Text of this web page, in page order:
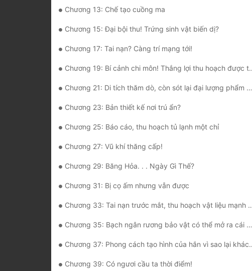
Chương 13: Chế tạo cuồng ma
Chương 15: Đại bội thu! Trứng sinh vật biến dị?
Chương 17: Tai nạn? Càng trí mạng tới!
Chương 19: Bí cảnh chi môn! Thắng lợi thu hoạch được trân sủng!
Chương 21: Di tích thăm dò, còn sót lại đại lượng phẩm chất!
Chương 23: Bản thiết kế nơi trú ẩn?
Chương 25: Báo cáo, thu hoạch tủ lạnh một chỉ
Chương 27: Vũ khí thăng cấp!
Chương 29: Băng Hỏa. . . Ngày Gì Thế?
Chương 31: Bị cọ ấm nhưng vẫn được
Chương 33: Tai nạn trước mắt, thu hoạch vật liệu mạnh nhất của cả đội!
Chương 35: Bạch ngân rương bảo vật có thể mở ra cái gì?
Chương 37: Phong cách tạo hình của hắn vì sao lại khác biệt?
Chương 39: Có ngươi cầu ta thời điểm!